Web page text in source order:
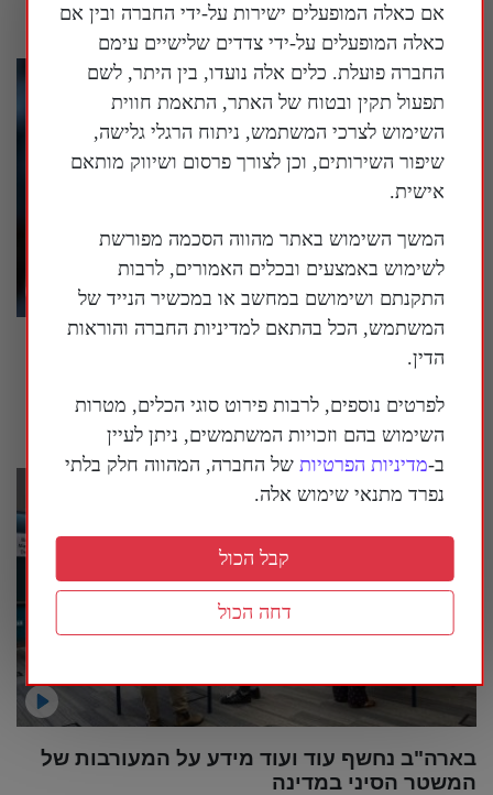
ישיבה סוערת בסנאט האמריקני בנושא הטיפול
בקורונה, ד"ר פאוצ'י טען לזכות השתיקה
בארה"ב נחשף עוד ועוד מידע על המעורבות של
המשטר הסיני במדינה
אם כאלה המופעלים ישירות על-ידי החברה ובין אם
כאלה המופעלים על-ידי צדדים שלישיים עימם
החברה פועלת. כלים אלה נועדו, בין היתר, לשם
תפעול תקין ובטוח של האתר, התאמת חווית
השימוש לצרכי המשתמש, ניתוח הרגלי גלישה,
שיפור השירותים, וכן לצורך פרסום ושיווק מותאם
אישית.
המשך השימוש באתר מהווה הסכמה מפורשת
לשימוש באמצעים ובכלים האמורים, לרבות
התקנתם ושימושם במחשב או במכשיר הנייד של
המשתמש, הכל בהתאם למדיניות החברה והוראות
הדין.
לפרטים נוספים, לרבות פירוט סוגי הכלים, מטרות
השימוש בהם וזכויות המשתמשים, ניתן לעיין
ב-מדיניות הפרטיות של החברה, המהווה חלק בלתי
נפרד מתנאי שימוש אלה.
דחה הכול
קבל הכול